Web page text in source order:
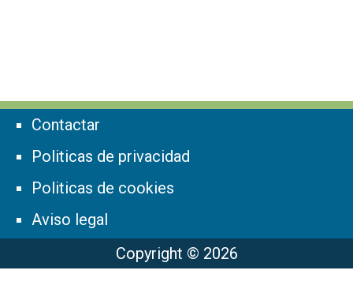
Contactar
Politicas de privacidad
Politicas de cookies
Aviso legal
Copyright © 2026